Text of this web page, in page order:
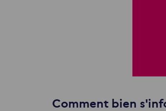
Comment bien